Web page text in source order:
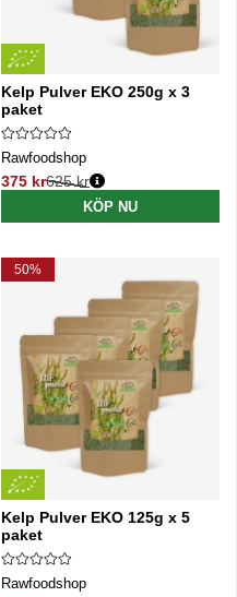
Kelp Pulver EKO 250g x 3
paket
Rawfoodshop
375 kr
Ordinarie pris:
625 kr
KÖP NU
50%
Kelp Pulver EKO 125g x 5
paket
Rawfoodshop